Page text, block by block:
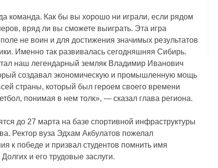
команда. Как бы вы хорошо ни играли, если рядом
вряд ли вы сможете выиграть. Эта игра
не воин и для достижения значимых результатов
Именно так развивалась сегодняшняя Сибирь.
наш легендарный земляк Владимир Иванович
создавал экономическую и промышленную мощь
страны, который был героем своего времени
понимая в нем толк», — сказал глава региона.
до 27 марта на базе спортивной инфраструктуры
Ректор вуза Эдхам Акбулатов пожелал
к победе и призвал студентов помнить имя
и его трудовые заслуги.